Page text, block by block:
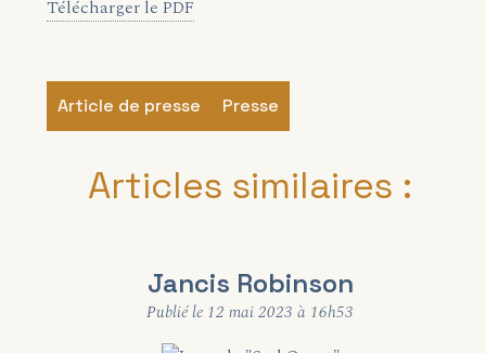
Télécharger le PDF
Article de presse Presse
Articles similaires :
Jancis Robinson
Publié le 12 mai 2023 à 16h53